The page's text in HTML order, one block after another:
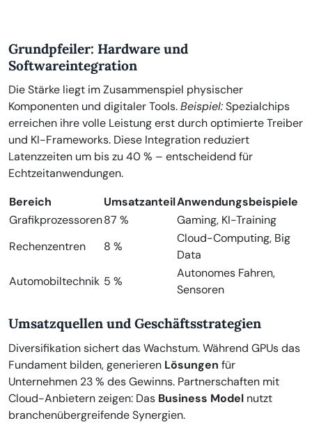
Grundpfeiler: Hardware und
Softwareintegration
Die Stärke liegt im Zusammenspiel physischer
Komponenten und digitaler Tools.Beispiel:Spezialchips
erreichen ihre volle Leistung erst durch optimierte Treiber
und KI-Frameworks. Diese Integration reduziert
Latenzzeiten um bis zu 40 % – entscheidend für
Echtzeitanwendungen.
Bereich
UmsatzanteilAnwendungsbeispiele
Grafikprozessoren87 %
Gaming, KI-Training
Rechenzentren
8 %
Cloud-Computing, Big
Data
Automobiltechnik 5 %
Autonomes Fahren,
Sensoren
Umsatzquellen und Geschäftsstrategien
Diversifikation sichert das Wachstum. Während GPUs das
Fundament bilden, generieren Lösungen für
Unternehmen 23 % des Gewinns. Partnerschaften mit
Cloud-Anbietern zeigen: Das Business Model nutzt
branchenübergreifende Synergien.